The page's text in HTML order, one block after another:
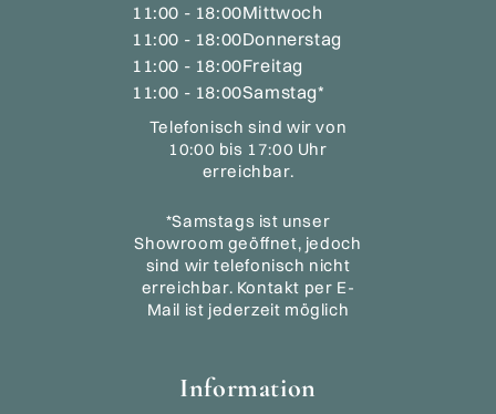
11:00 - 18:00Mittwoch
11:00 - 18:00Donnerstag
11:00 - 18:00Freitag
11:00 - 18:00Samstag*
Telefonisch sind wir von
10:00 bis 17:00 Uhr
erreichbar.
*Samstags ist unser
Showroom geöffnet, jedoch
sind wir telefonisch nicht
erreichbar. Kontakt per E-
Mail ist jederzeit möglich
Information